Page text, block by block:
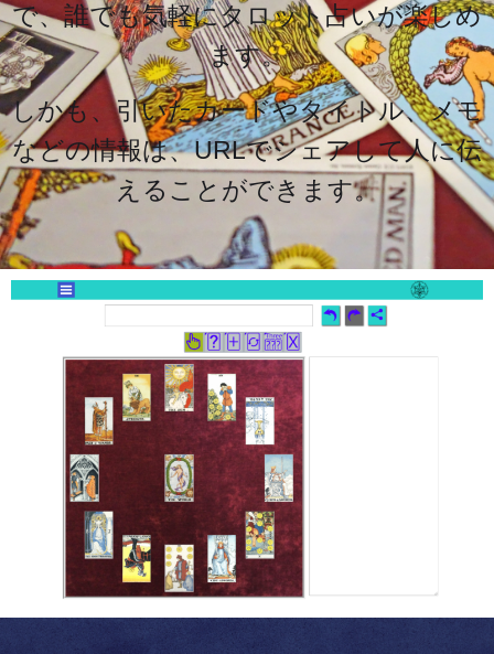
で、誰でも気軽にタロット占いが楽しめ
ます。
しかも、引いたカードやタイトル、メモ
などの情報は、URLでシェアして人に伝
えることができます。